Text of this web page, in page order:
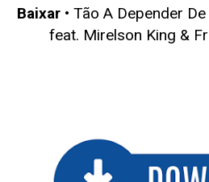
Baixar • Tão A Depender
feat. Mirelson King &